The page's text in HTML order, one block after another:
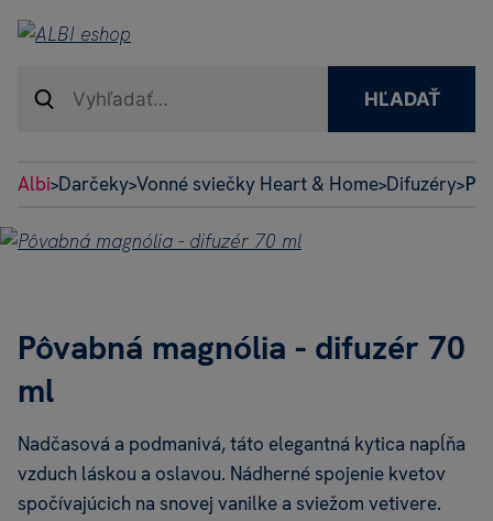
HĽADAŤ
Albi>Darčeky>Vonné sviečky Heart & Home>Difuzéry>
Pôvabná magnólia - difuzér 70
ml
Nadčasová a podmanivá, táto elegantná kytica napĺňa
vzduch láskou a oslavou. Nádherné spojenie kvetov
spočívajúcich na snovej vanilke a sviežom vetivere.